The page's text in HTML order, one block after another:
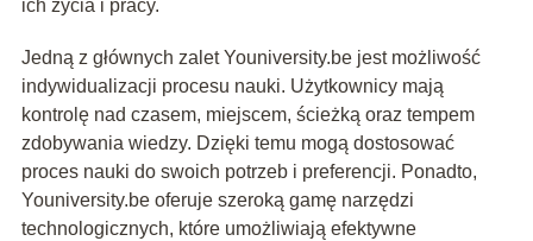
ich życia i pracy.
Jedną z głównych zalet Youniversity.be jest możliwość
indywidualizacji procesu nauki. Użytkownicy mają
kontrolę nad czasem, miejscem, ścieżką oraz tempem
zdobywania wiedzy. Dzięki temu mogą dostosować
proces nauki do swoich potrzeb i preferencji. Ponadto,
Youniversity.be oferuje szeroką gamę narzędzi
technologicznych, które umożliwiają efektywne